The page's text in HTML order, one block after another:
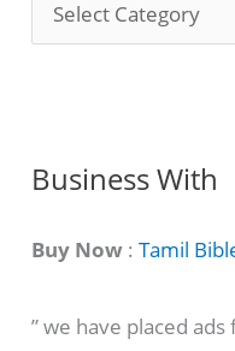
o
C
t
g
Business With
Buy Now :Tamil
” we have placed